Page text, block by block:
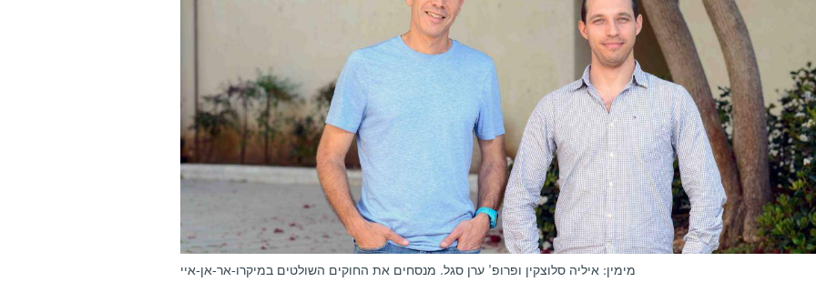
מימין: איליה סלוצקין ופרופ' ערן סגל. מנסחים את החוקים השולטים במיקרו-אר-אן-איי